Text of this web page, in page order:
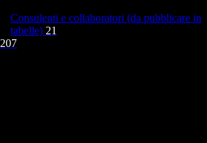
Consulenti e collaboratori (da pubblicare in
tabelle) 21
207